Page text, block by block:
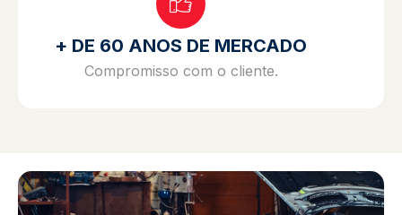
+ DE 60 ANOS DE MERCADO
Compromisso com o cliente.